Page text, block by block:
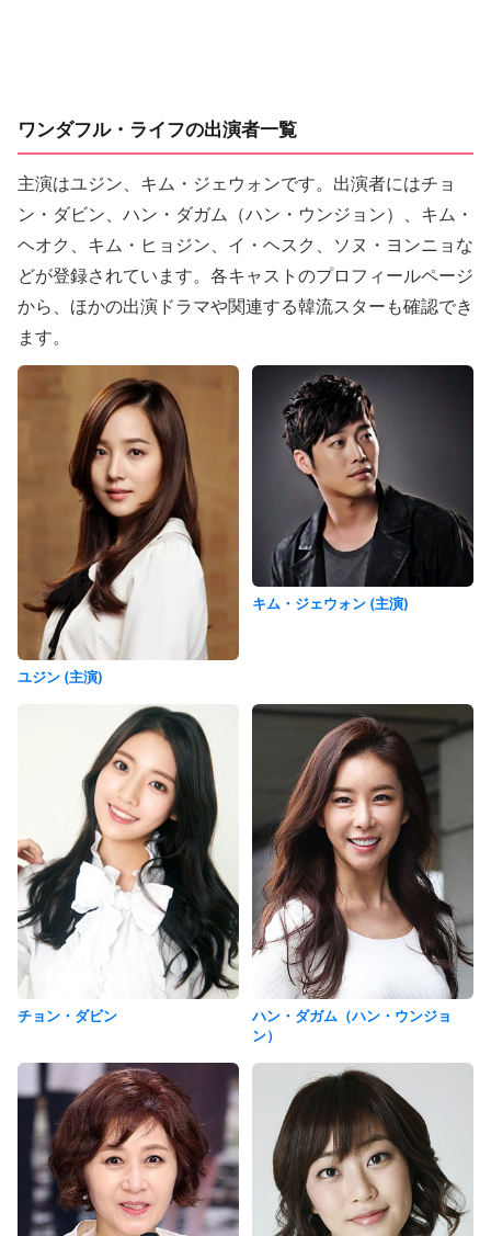
ワンダフル・ライフの出演者一覧
主演はユジン、キム・ジェウォンです。出演者にはチョ
ン・ダビン、ハン・ダガム（ハン・ウンジョン）、キム・
ヘオク、キム・ヒョジン、イ・ヘスク、ソヌ・ヨンニョな
どが登録されています。各キャストのプロフィールページ
から、ほかの出演ドラマや関連する韓流スターも確認でき
ます。
ユジン (主演)
キム・ジェウォン (主演)
チョン・ダビン
ハン・ダガム（ハン・ウンジョ
ン）